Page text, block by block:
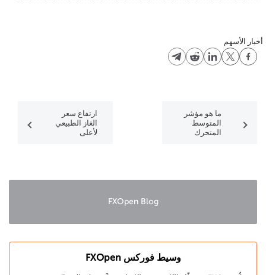
أخبار الأسهم
ما هو مؤشر
المتوسط
المتحرك
ارتفاع سعر
الغاز الطبيعي
لأعلى
FXOpen Blog
وسيط فوركس FXOpen